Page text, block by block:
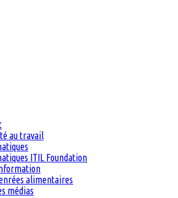
au travail
ITIL Foundation
alimentaires
médias